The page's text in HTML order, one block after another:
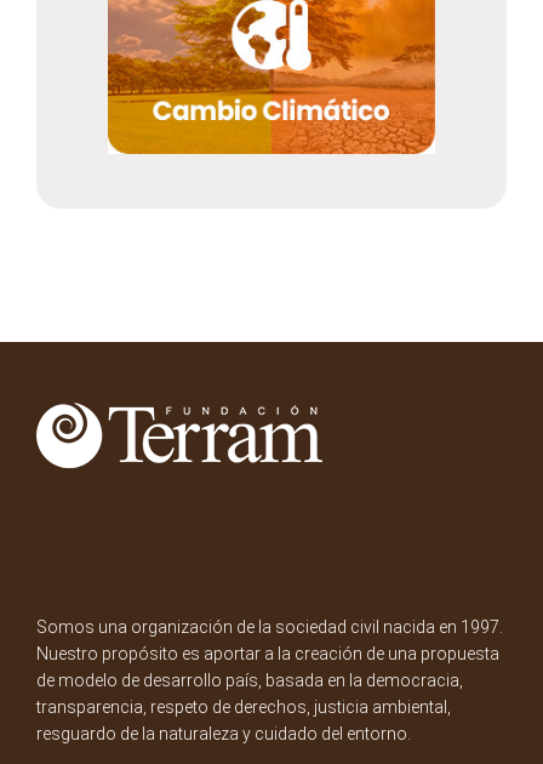
Somos una organización de la sociedad civil nacida en 1997.
Nuestro propósito es aportar a la creación de una propuesta
de modelo de desarrollo país, basada en la democracia,
transparencia, respeto de derechos, justicia ambiental,
resguardo de la naturaleza y cuidado del entorno.